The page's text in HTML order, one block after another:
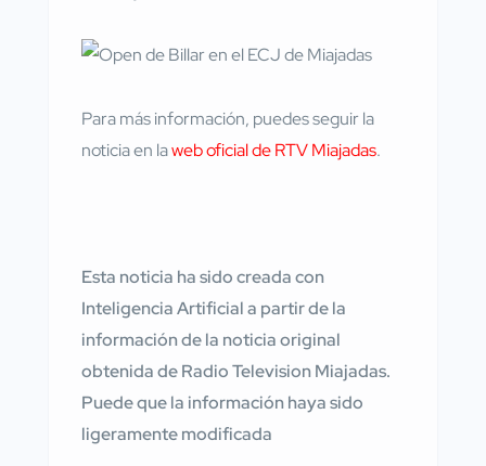
Para más información, puedes seguir la
noticia en laweb oficial de RTV Miajadas.
Esta noticia ha sido creada con
Inteligencia Artificial a partir de la
información de la noticia original
obtenida de Radio Television Miajadas.
Puede que la información haya sido
ligeramente modificada